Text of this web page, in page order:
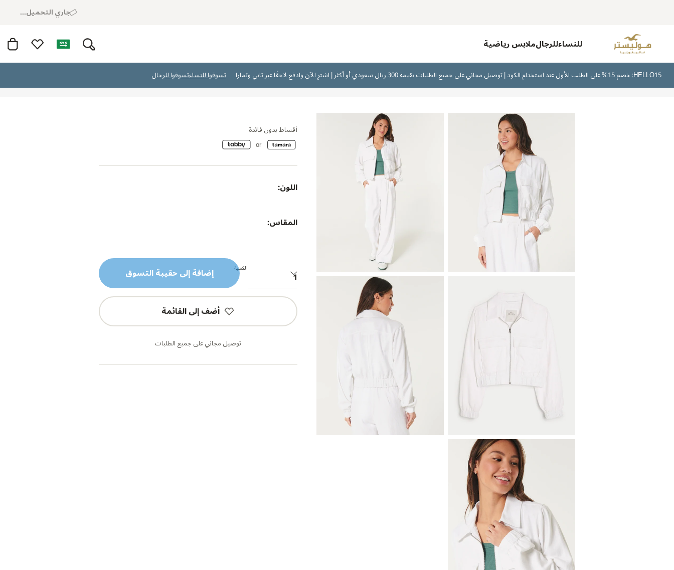
جاري التحميل...
للنساءللرجالملابس رياضية
HELLO15: خصم 15% على الطلب الأول عند استخدام الكود | توصيل مجاني على جميع الطلبات بقيمة 300 ريال سعودي أو أكثر | اشترِ الآن وادفع لاحقًا عبر تابي وتمارا تسوقوا للنساءتسوقوا للرجال
أقساط بدون فائدة
اللون:
المقاس:
الكمية إضافة إلى حقيبة التسوق
أضف إلى القائمة
توصيل مجاني على جميع الطلبات